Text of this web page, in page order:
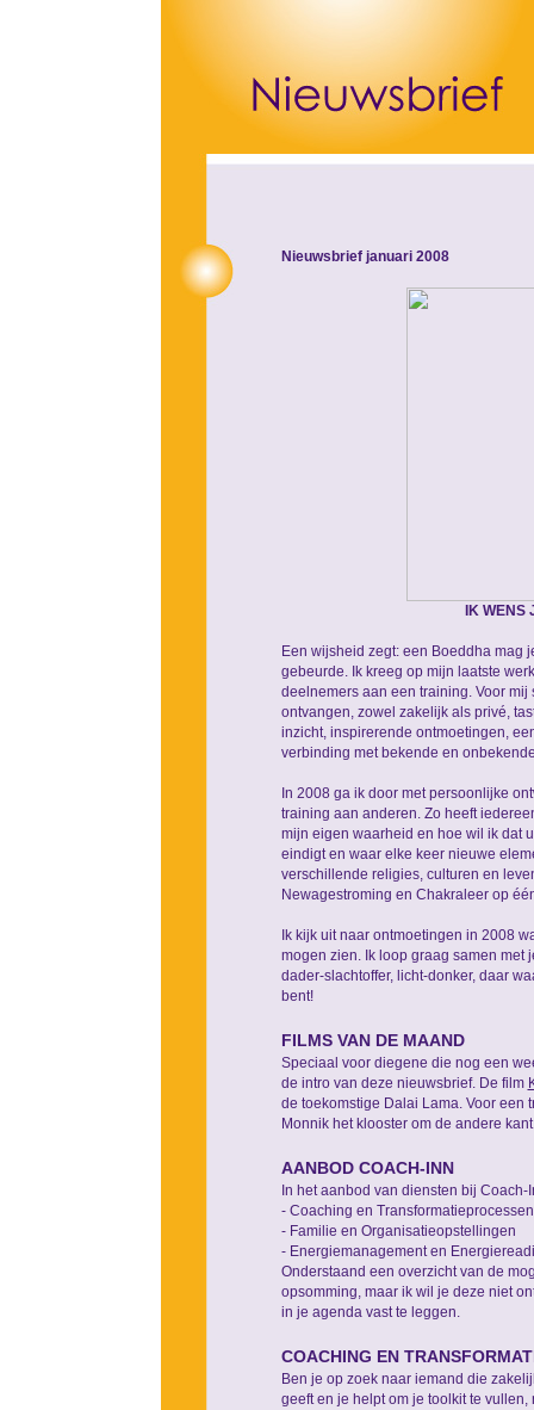
Nieuwsbrief januari 2008
IK
Een wijsheid zegt: een Boeddha mag
gebeurde. Ik kreeg op mijn laatste
deelnemers aan een training. Voor
ontvangen, zowel zakelijk als privé,
inzicht, inspirerende ontmoetingen,
verbinding met bekende en
In 2008 ga ik door met persoonlijke
training aan anderen. Zo heeft
mijn eigen waarheid en hoe wil ik dat
eindigt en waar elke keer nieuwe
verschillende religies, culturen en
Newagestroming en Chakraleer op
Ik kijk uit naar ontmoetingen in 2008
mogen zien. Ik loop graag samen met
dader-slachtoffer, licht-donker, daar
bent!
FILMS VAN DE MAAND
Speciaal voor diegene die nog een
de intro van deze nieuwsbrief. De film
de toekomstige Dalai Lama. Voor een
Monnik het klooster om de andere
AANBOD COACH-INN
In het aanbod van diensten bij
- Coaching en Transformatieprocessen
- Familie en Organisatieopstellingen
- Energiemanagement en
Onderstaand een overzicht van de
opsomming, maar ik wil je deze niet
in je agenda vast te leggen.
COACHING EN
Ben je op zoek naar iemand die
geeft en je helpt om je toolkit te